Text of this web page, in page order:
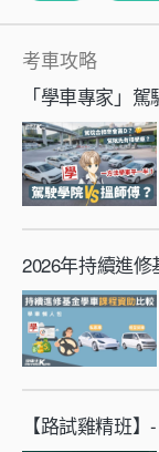
考車攻略
「學車專家」
2026年持續進
【路試雞精班